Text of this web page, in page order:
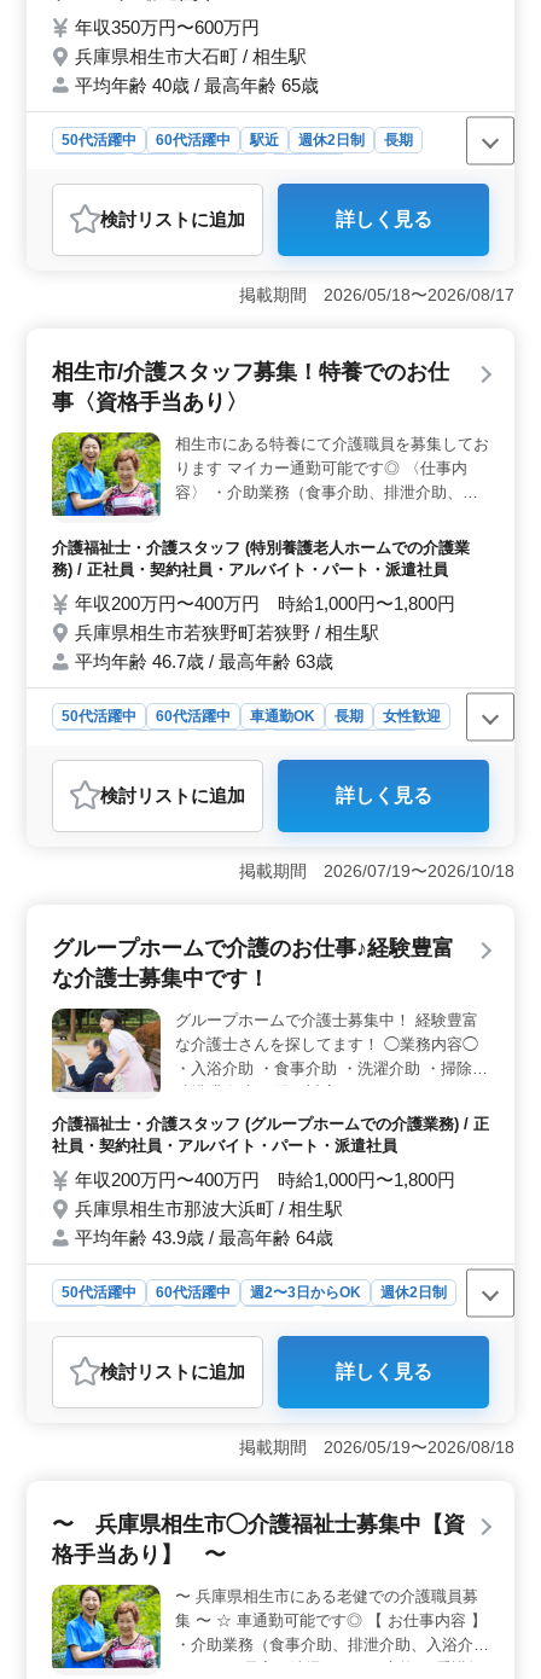
話対応、湯茶接待等の付帯業務 等 〜備考〜
＊週休2日 ＊社会保障完備 ＊50代以上活躍
中 様々なことに積極的に行動できる方求め
ています！！ ぜひご応募お待ちしています
♫
年収350万円〜600万円
兵庫県相生市大石町 / 相生駅
平均年齢 40歳 / 最高年齢 65歳
50代活躍中 60代活躍中 駅近 週休2日制
長期
社労士事務所
おすすめポイント
＜アットホームな環境＞ 50代からでも活躍できるアッ
トホームな事務所です。経験よりも人柄を大切にし、あ
たたかい雰囲気の社労士事務所でのお仕事です。週休2日
る方をお待ちしています。 ＜業務内容＞ 幅広い社
労士業務をお任せします。労働社会保険諸法令に基づく
な業務があります。顧客への訪問や電話対応もあり、コ
ミュニケーションスキルが活かせます。多岐にわたる業
務で、やりがいを感じられるポジションです。 ＜や
る気ある方歓迎＞ 柔軟性があり、様々な業務に積極的
に取り組める方を求めています。幅広い業務に挑戦し、
スキルを磨きたい方にピッタリの環境です。やる気のあ
る方のご応募をお待ちしています！
検討リスト に追加 詳しく見る
掲載期間 2026/05/18〜2026/08/17
相生市/介護スタッフ募集！特養でのお仕
事〈資格手当あり〉
相生市にある特養にて介護職員を募集してお
ります マイカー通勤可能です◎ 〈仕事内
容〉 ・介助業務（食事介助、排泄介助、入
看護師補助 ・生活援助 ・移動介助 ・入居者
の健康管理 ・身体機能の維持・回復サポー
施 等 ＊シフト制(週3日以上相談可能) ＊資
格手当あり ＊制服支給 ＊車通勤可能 特養で
の経験がなくても応募可能！〈介護業務経験
必須〉 皆様のご応募をお待ちしております♪
介護福祉士・介護スタッフ (特別養護老人ホームでの介護業
務) / 正社員・契約社員・アルバイト・パート・派遣社員
年収200万円〜400万円 時給1,000円〜1,800円
兵庫県相生市若狭野町若狭野 / 相生駅
平均年齢 46.7歳 / 最高年齢 63歳
50代活躍中 60代活躍中 車通勤OK 長期
女性歓迎
おすすめポイント
＜特別養護老人ホームでの介護スタッフ募集＞ 兵庫県
相生市若狭野町若狭野に位置する特別養護老人ホームで
は介護スタッフを募集しています。食事介助や入浴介
助や身体機能の維持・回復サポートなど入居者の方々の
日常生活に密着した介護業務を行います。またレクリエ
大切にしながら業務に取り組みます。 ＜待遇・特典
＞ シフト制度の柔軟性や車通勤可能な環境、資格手当
の支給など働きやすい環境が整っています。特養での経
験がなくても介護業務経験がある方なら応募可能です。
充実した福利厚生とともに介護のプロフェッショナルと
して活躍しませんか。
検討リスト に追加 詳しく見る
掲載期間 2026/07/19〜2026/10/18
グループホームで介護のお仕事♪経験豊富
な介護士募集中です！
グループホームで介護士募集中！ 経験豊富
な介護士さんを探してます！ ◯業務内容◯
・入浴介助 ・食事介助 ・洗濯介助 ・掃除介
・リハビリサポート など ◯備考◯ ・社会保
険完備 ・交通費支給 ・長期勤務可能 皆様の
にお問い合わせください！
介護福祉士・介護スタッフ (グループホームでの介護業務) / 正
社員・契約社員・アルバイト・パート・派遣社員
年収200万円〜400万円 時給1,000円〜1,800円
兵庫県相生市那波大浜町 / 相生駅
平均年齢 43.9歳 / 最高年齢 64歳
50代活躍中 60代活躍中 週2〜3日からOK
週休2日制
介護福祉士・介護スタッフ
おすすめポイント
＜働く環境＞ 兵庫県相生市那波大浜町に位置するグル
ープホームでの介護職募集です。働きやすい環境を整
え、経験豊富な介護士の方々を歓迎しています。週2〜3
介助、洗濯介助からリハビリサポートまで幅広い業務を
通じて利用者の方々の生活を支えることができます。社
あり、安心して働ける環境が整っています。 ＜給与
＆福利厚生＞ 年収200万円〜400万円、時給1,000円〜
1,800円という給与水準は介護職としての価値をしっかり
と評価しています。福利厚生も充実しており、週休2日シ
検討リスト に追加 詳しく見る
掲載期間 2026/05/19〜2026/08/18
〜 兵庫県相生市◯介護福祉士募集中【資
格手当あり】 〜
〜 兵庫県相生市にある老健での介護職員募
集 〜 ☆ 車通勤可能です◎ 【 お仕事内容 】
・介助業務（食事介助、排泄介助、入浴介助